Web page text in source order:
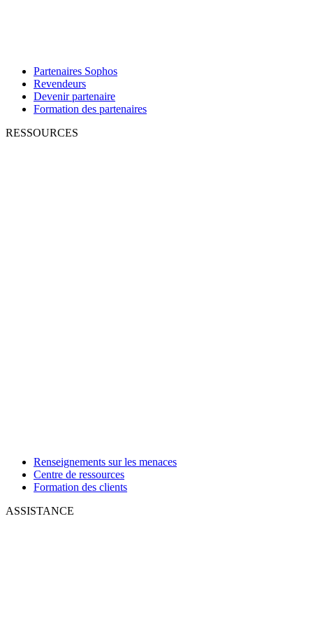
Partenaires Sophos
Revendeurs
Devenir partenaire
Formation des partenaires
RESSOURCES
Renseignements sur les menaces
Centre de ressources
Formation des clients
ASSISTANCE